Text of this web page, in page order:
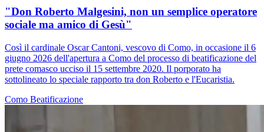
"Don Roberto Malgesini, non un semplice operatore
sociale ma amico di Gesù"
Così il cardinale Oscar Cantoni, vescovo di Como, in occasione il 6
giugno 2026 dell'apertura a Como del processo di beatificazione del
prete comasco ucciso il 15 settembre 2020. Il porporato ha
sottolineato lo speciale rapporto tra don Roberto e l'Eucaristia.
Como Beatificazione